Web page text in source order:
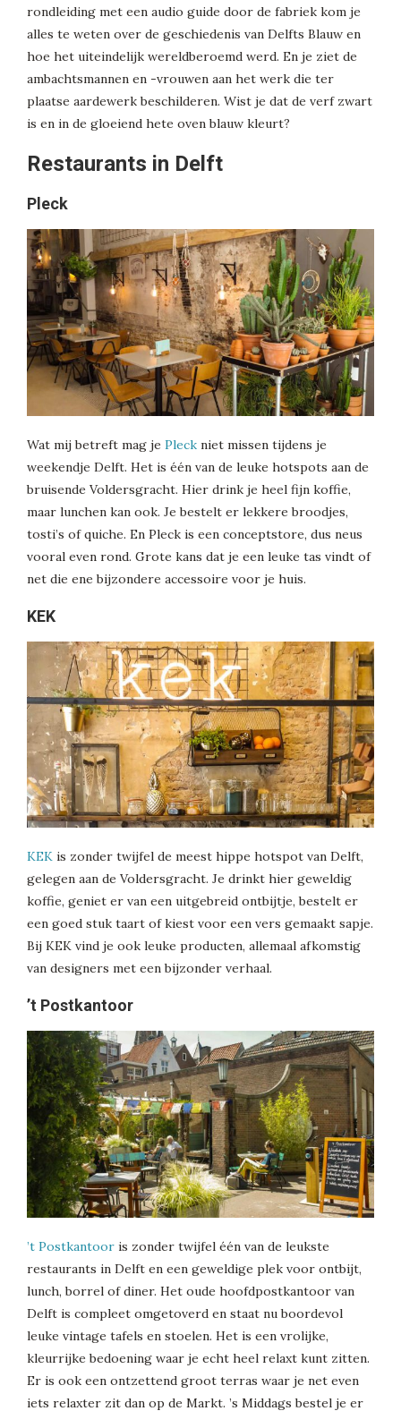
rondleiding met een audio guide door de fabriek kom je
alles te weten over de geschiedenis van Delfts Blauw en
hoe het uiteindelijk wereldberoemd werd. En je ziet de
ambachtsmannen en -vrouwen aan het werk die ter
plaatse aardewerk beschilderen. Wist je dat de verf zwart
is en in de gloeiend hete oven blauw kleurt?
Restaurants in Delft
Pleck
Wat mij betreft mag je Pleck niet missen tijdens je
weekendje Delft. Het is één van de leuke hotspots aan de
bruisende Voldersgracht. Hier drink je heel fijn koffie,
maar lunchen kan ook. Je bestelt er lekkere broodjes,
tosti’s of quiche. En Pleck is een conceptstore, dus neus
vooral even rond. Grote kans dat je een leuke tas vindt of
net die ene bijzondere accessoire voor je huis.
KEK
KEK is zonder twijfel de meest hippe hotspot van Delft,
gelegen aan de Voldersgracht. Je drinkt hier geweldig
koffie, geniet er van een uitgebreid ontbijtje, bestelt er
een goed stuk taart of kiest voor een vers gemaakt sapje.
Bij KEK vind je ook leuke producten, allemaal afkomstig
van designers met een bijzonder verhaal.
’t Postkantoor
’t Postkantoor is zonder twijfel één van de leukste
restaurants in Delft en een geweldige plek voor ontbijt,
lunch, borrel of diner. Het oude hoofdpostkantoor van
Delft is compleet omgetoverd en staat nu boordevol
leuke vintage tafels en stoelen. Het is een vrolijke,
kleurrijke bedoening waar je echt heel relaxt kunt zitten.
Er is ook een ontzettend groot terras waar je net even
iets relaxter zit dan op de Markt. ’s Middags bestel je er